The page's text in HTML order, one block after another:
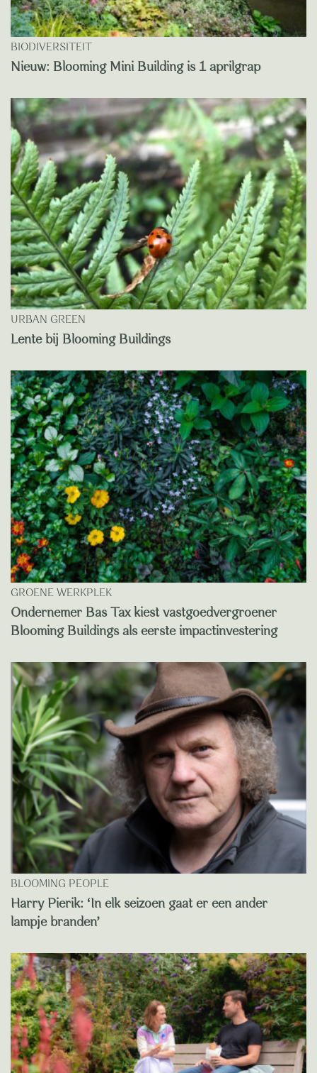
BIODIVERSITEIT
Nieuw: Blooming Mini Building is 1 aprilgrap
URBAN GREEN
Lente bij Blooming Buildings
GROENE WERKPLEK
Ondernemer Bas Tax kiest vastgoedvergroener
Blooming Buildings als eerste impactinvestering
BLOOMING PEOPLE
Harry Pierik: ‘In elk seizoen gaat er een ander
lampje branden’